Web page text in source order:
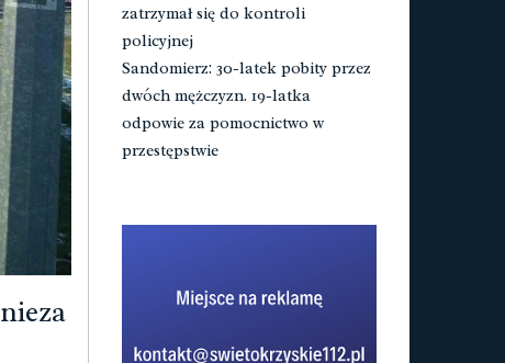
zatrzymał się do kontroli
policyjnej
Sandomierz: 30-latek pobity przez
dwóch mężczyzn. 19-latka
odpowie za pomocnictwo w
przestępstwie